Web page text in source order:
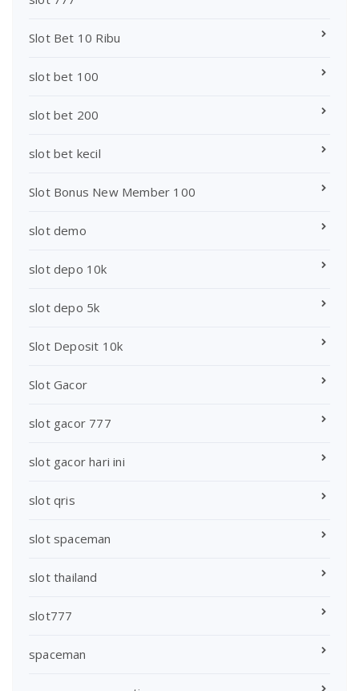
Slot Bet 10 Ribu
slot bet 100
slot bet 200
slot bet kecil
Slot Bonus New Member 100
slot demo
slot depo 10k
slot depo 5k
Slot Deposit 10k
Slot Gacor
slot gacor 777
slot gacor hari ini
slot qris
slot spaceman
slot thailand
slot777
spaceman